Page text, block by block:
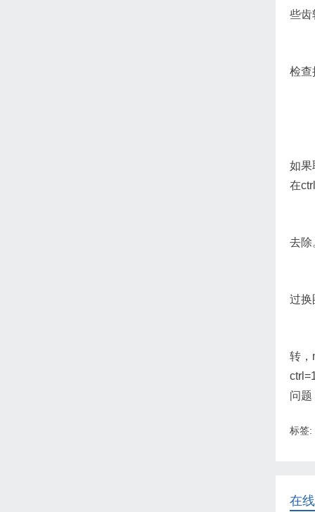
些齿
检查
如果
在
去除
过换
转，
问题
标签:
在